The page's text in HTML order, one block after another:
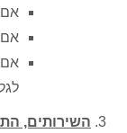
אם
אם
השירותים,